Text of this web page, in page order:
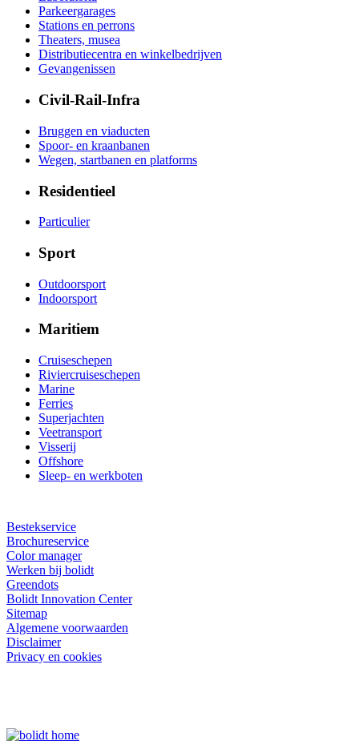
Parkeergarages
Stations en perrons
Theaters, musea
Distributiecentra en winkelbedrijven
Gevangenissen
Civil-Rail-Infra
Bruggen en viaducten
Spoor- en kraanbanen
Wegen, startbanen en platforms
Residentieel
Particulier
Sport
Outdoorsport
Indoorsport
Maritiem
Cruiseschepen
Riviercruiseschepen
Marine
Ferries
Superjachten
Veetransport
Visserij
Offshore
Sleep- en werkboten
Bestekservice
Brochureservice
Color manager
Werken bij bolidt
Greendots
Bolidt Innovation Center
Sitemap
Algemene voorwaarden
Disclaimer
Privacy en cookies